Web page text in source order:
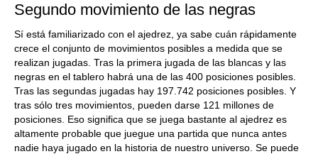
Segundo movimiento de las negras
Sí está familiarizado con el ajedrez, ya sabe cuán rápidamente
crece el conjunto de movimientos posibles a medida que se
realizan jugadas. Tras la primera jugada de las blancas y las
negras en el tablero habrá una de las 400 posiciones posibles.
Tras las segundas jugadas hay 197.742 posiciones posibles. Y
tras sólo tres movimientos, pueden darse 121 millones de
posiciones. Eso significa que se juega bastante al ajedrez es
altamente probable que juegue una partida que nunca antes
nadie haya jugado en la historia de nuestro universo. Se puede